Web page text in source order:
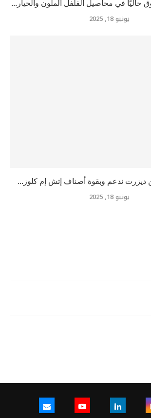
حاليًا في محاصيل الفلفل الملون والخيار...
يونيو 18, 2025
ندعم وبقوة أصناف إتش إم كلوز...
يونيو 18, 2025